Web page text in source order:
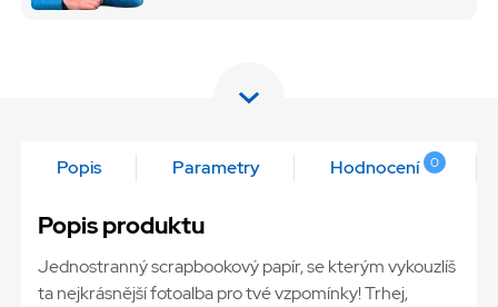
Popis Parametry Hodnocení 0
Popis produktu
Jednostranný scrapbookový papír, se kterým vykouzlíš
ta nejkrásnější fotoalba pro tvé vzpomínky! Trhej,